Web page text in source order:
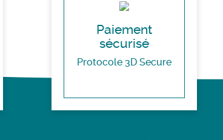
Paiement
sécurisé
Protocole 3D Secure